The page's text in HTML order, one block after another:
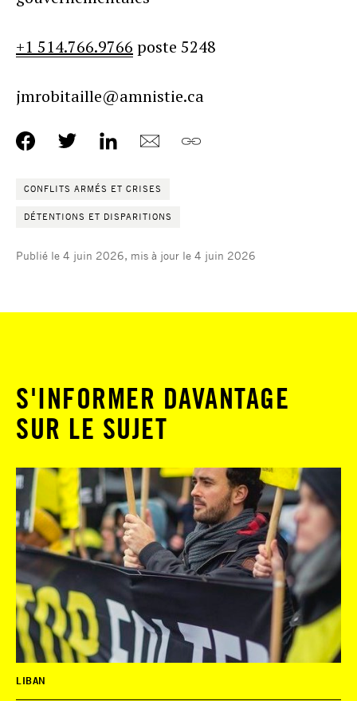
+1 514.766.9766 poste 5248
jmrobitaille@amnistie.ca
CONFLITS ARMÉS ET CRISES
DÉTENTIONS ET DISPARITIONS
Publié le 4 juin 2026, mis à jour le 4 juin 2026
S'INFORMER DAVANTAGE
SUR LE SUJET
LIBAN